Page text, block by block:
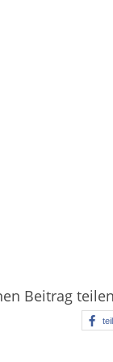
Beitrag teilen